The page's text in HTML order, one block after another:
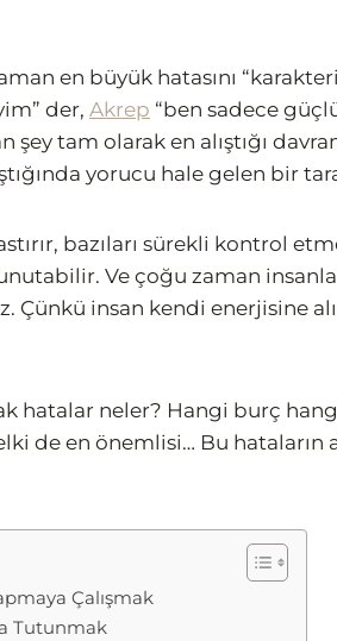
en büyük hatasını
der, Akrep “ben sadece
şey tam olarak en alıştığı
yorucu hale gelen bir
bazıları sürekli kontrol
Ve çoğu zaman insanlar
insan kendi enerjisine
hatalar neler? Hangi burç
de en önemlisi… Bu hataların
Çalışmak
Tutunmak